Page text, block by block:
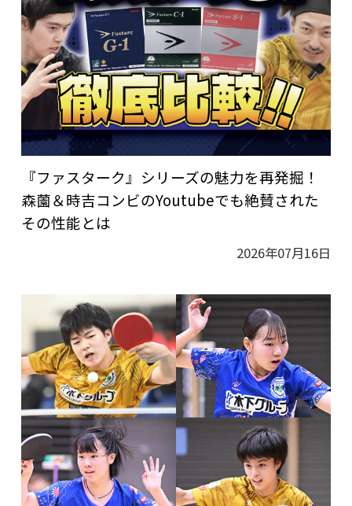
『ファスターク』シリーズの魅力を再発掘！
森薗＆時吉コンビのYoutubeでも絶賛された
その性能とは
2026年07月16日